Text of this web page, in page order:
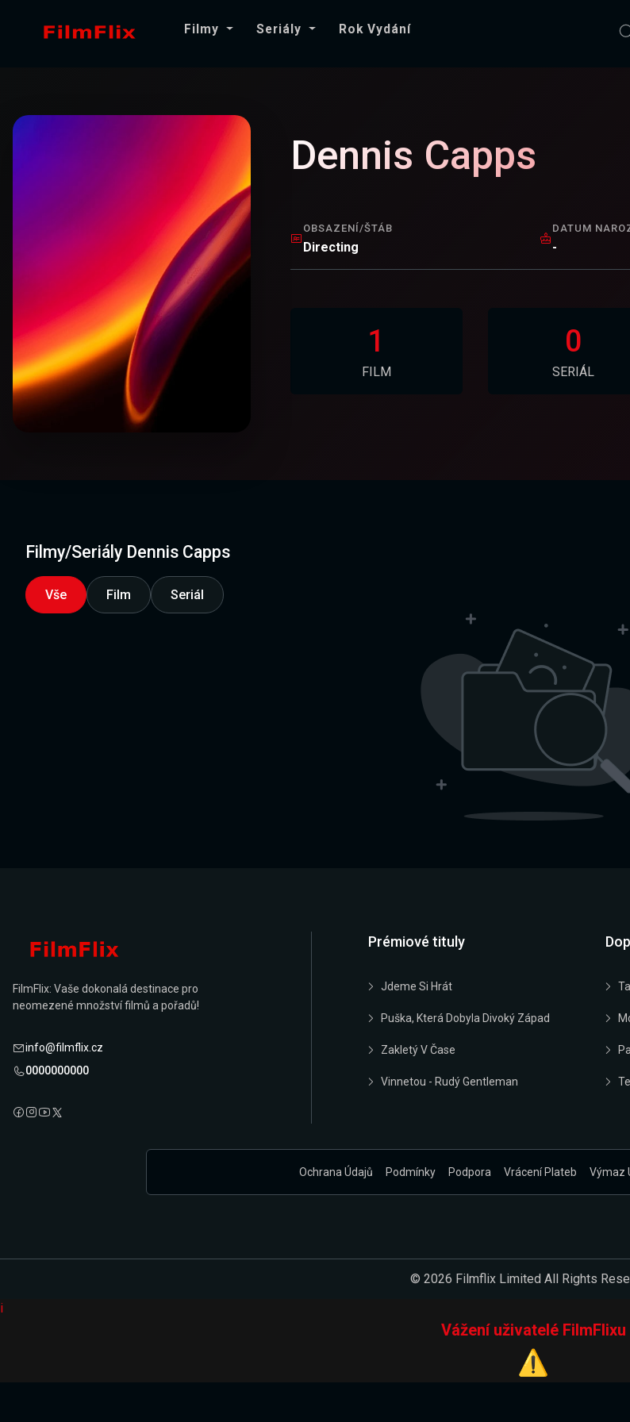
Filmy Seriály Rok Vydání
Dennis Capps
OBSAZENÍ/ŠTÁB
Directing
DATUM
-
1
FILM
0
SERIÁL
Filmy/Seriály Dennis Capps
Vše Film Seriál
FilmFlix: Vaše dokonalá destinace pro
neomezené množství filmů a pořadů!
info@filmflix.cz
0000000000
Prémiové tituly
Jdeme Si Hrát
Puška, Která Dobyla Divoký Západ
Zakletý V Čase
Vinnetou - Rudý Gentleman
Ochrana Údajů Podmínky Podpora Vrácení Plateb Výmaz
© 2026 Filmflix Limited All Rights
i
Vážení uživatelé FilmFlixu
⚠️